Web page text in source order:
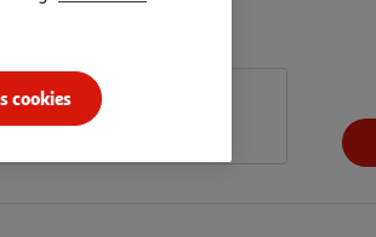
cookies